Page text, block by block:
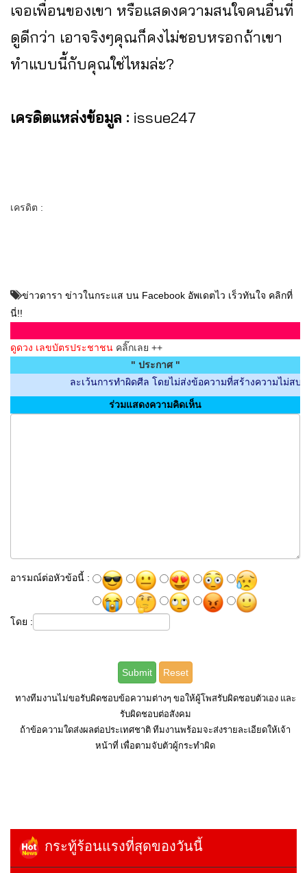
เจอเพื่อนของเขา หรือแสดงความสนใจคนอื่นที่
ดูดีกว่า เอาจริงๆคุณก็คงไม่ชอบหรอกถ้าเขา
ทำแบบนี้กับคุณใช่ไหมล่ะ?
เครดิตแหล่งข้อมูล : issue247
เครดิต :
ข่าวดารา ข่าวในกระแส บน Facebook อัพเดตไว เร็วทันใจ คลิกที่
นี่!!
ดูดวง เลขบัตรประชาชน คลิ๊กเลย ++
" ประกาศ "
ละเว้นการทำผิดศีล โดยไม่ส่งข้อความที่สร้างความไม่สบายใจ
ร่วมแสดงความคิดเห็น
อารมณ์ต่อหัวข้อนี้ :
โดย :
ทางทีมงานไม่ขอรับผิดชอบข้อความต่างๆ ขอให้ผู้โพสรับผิดชอบตัวเอง และ
รับผิดชอบต่อสังคม
ถ้าข้อความใดส่งผลต่อประเทศชาติ ทีมงานพร้อมจะส่งรายละเอียดให้เจ้า
หน้าที่ เพื่อตามจับตัวผู้กระทำผิด
กระทู้ร้อนแรงที่สุดของวันนี้